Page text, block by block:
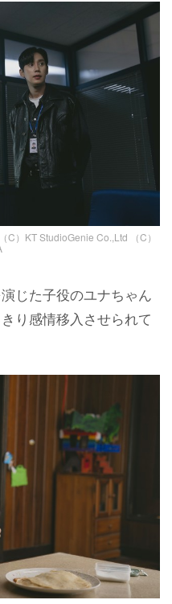
C）KT StudioGenie Co.,Ltd （C）
じた子役のユナちゃん
り感情移入させられて